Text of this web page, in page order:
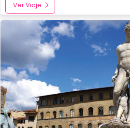
Ver Viaje